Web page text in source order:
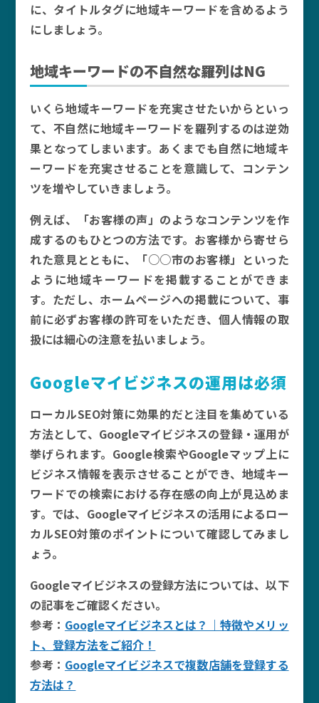
に、タイトルタグに地域キーワードを含めるよう
にしましょう。
地域キーワードの不自然な羅列はNG
いくら地域キーワードを充実させたいからといっ
て、不自然に地域キーワードを羅列するのは逆効
果となってしまいます。あくまでも自然に地域キ
ーワードを充実させることを意識して、コンテン
ツを増やしていきましょう。
例えば、「お客様の声」のようなコンテンツを作
成するのもひとつの方法です。お客様から寄せら
れた意見とともに、「○○市のお客様」といった
ように地域キーワードを掲載することができま
す。ただし、ホームページへの掲載について、事
前に必ずお客様の許可をいただき、個人情報の取
扱には細心の注意を払いましょう。
Googleマイビジネスの運用は必須
ローカルSEO対策に効果的だと注目を集めている
方法として、Googleマイビジネスの登録・運用が
挙げられます。Google検索やGoogleマップ上に
ビジネス情報を表示させることができ、地域キー
ワードでの検索における存在感の向上が見込めま
す。では、Googleマイビジネスの活用によるロー
カルSEO対策のポイントについて確認してみまし
ょう。
Googleマイビジネスの登録方法については、以下
の記事をご確認ください。
参考： Googleマイビジネスとは？｜特徴やメリッ
ト、登録方法をご紹介！
参考： Googleマイビジネスで複数店舗を登録する
方法は？